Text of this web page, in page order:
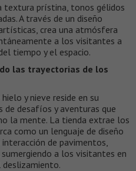
textura prístina, tonos gélidos
A través de un diseño
crea una atmósfera
a los visitantes a
tiempo y el espacio.
las trayectorias de los
y nieve reside en su
de desafíos y aventuras que
la mente. La tienda extrae los
como un lenguaje de diseño
de pavimentos,
a los visitantes en